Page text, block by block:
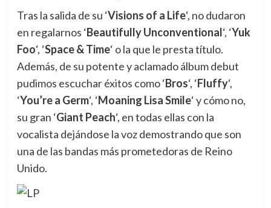
Tras la salida de su ‘Visions of a Life‘, no dudaron
en regalarnos ‘Beautifully Unconventional‘, ‘Yuk
Foo‘, ‘Space & Time‘ o la que le presta título.
Además, de su potente y aclamado álbum debut
pudimos escuchar éxitos como ‘Bros‘, ‘Fluffy‘,
‘You’re a Germ‘, ‘Moaning Lisa Smile‘ y cómo no,
su gran ‘Giant Peach‘, en todas ellas con la
vocalista dejándose la voz demostrando que son
una de las bandas más prometedoras de Reino
Unido.